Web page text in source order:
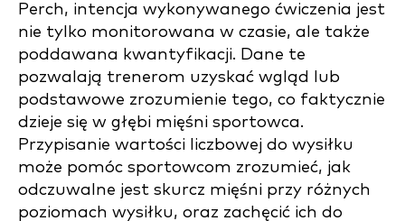
Perch, intencja wykonywanego ćwiczenia jest
nie tylko monitorowana w czasie, ale także
poddawana kwantyfikacji. Dane te
pozwalają trenerom uzyskać wgląd lub
podstawowe zrozumienie tego, co faktycznie
dzieje się w głębi mięśni sportowca.
Przypisanie wartości liczbowej do wysiłku
może pomóc sportowcom zrozumieć, jak
odczuwalne jest skurcz mięśni przy różnych
poziomach wysiłku, oraz zachęcić ich do